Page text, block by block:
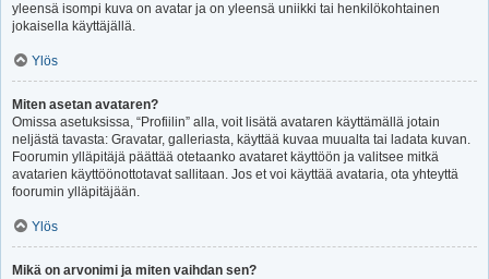
yleensä isompi kuva on avatar ja on yleensä uniikki tai henkilökohtainen
jokaisella käyttäjällä.
Ylös
Miten asetan avataren?
Omissa asetuksissa, “Profiilin” alla, voit lisätä avataren käyttämällä jotain
neljästä tavasta: Gravatar, galleriasta, käyttää kuvaa muualta tai ladata kuvan.
Foorumin ylläpitäjä päättää otetaanko avataret käyttöön ja valitsee mitkä
avatarien käyttöönottotavat sallitaan. Jos et voi käyttää avataria, ota yhteyttä
foorumin ylläpitäjään.
Ylös
Mikä on arvonimi ja miten vaihdan sen?